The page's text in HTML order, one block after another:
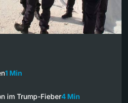
1 Min
im Trump-Fieber4 Min